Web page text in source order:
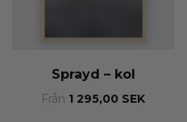
Sprayd – kol
Från 1 295,00 SEK